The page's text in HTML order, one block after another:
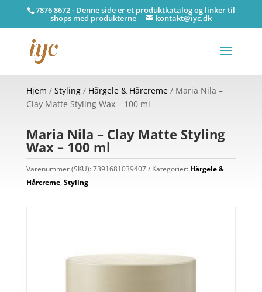
7876 8672 - Denne side er et produktkatalog og linker til
shops med produkterne kontakt@iyc.dk
Hjem / Styling/ Hårgele & Hårcreme/ Maria Nila –
Clay Matte Styling Wax – 100 ml
Maria Nila – Clay Matte Styling
Wax – 100 ml
Varenummer (SKU):7391681039407 Kategorier: Hårgele &
Hårcreme, Styling